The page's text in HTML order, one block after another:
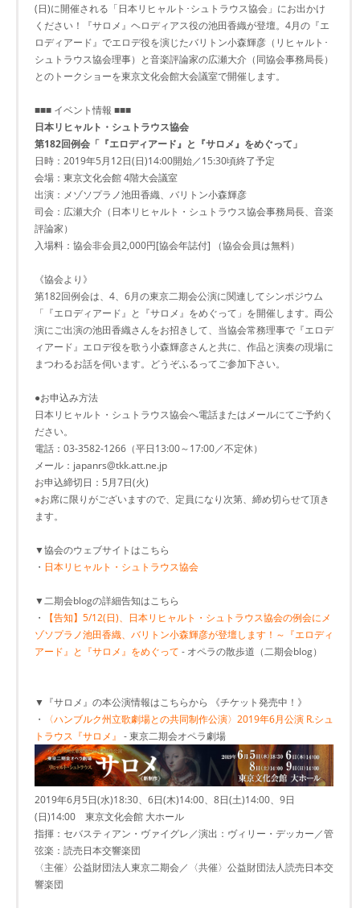
(日)に開催される「日本リヒャルト･シュトラウス協会」にお出かけ
ください！『サロメ』ヘロディアス役の池田香織が登壇。4月の『エ
ロディアード』でエロデ役を演じたバリトン小森輝彦（リヒャルト･
シュトラウス協会理事）と音楽評論家の広瀬大介（同協会事務局長）
とのトークショーを東京文化会館大会議室で開催します。
■■■ イベント情報 ■■■
日本リヒャルト・シュトラウス協会
第182回例会「『エロディアード』と『サロメ』をめぐって」
日時：2019年5月12日(日)14:00開始／15:30頃終了予定
会場：東京文化会館 4階大会議室
出演：メゾソプラノ池田香織、バリトン小森輝彦
司会：広瀬大介（日本リヒャルト・シュトラウス協会事務局長、音楽
評論家）
入場料：協会非会員2,000円[協会年誌付] （協会会員は無料）
《協会より》
第182回例会は、4、6月の東京二期会公演に関連してシンポジウム
「『エロディアード』と『サロメ』をめぐって」を開催します。両公
演にご出演の池田香織さんをお招きして、当協会常務理事で『エロデ
ィアード』エロデ役を歌う小森輝彦さんと共に、作品と演奏の現場に
まつわるお話を伺います。どうぞふるってご参加下さい。
●お申込み方法
日本リヒャルト・シュトラウス協会へ電話またはメールにてご予約く
ださい。
電話：03-3582-1266（平日13:00～17:00／不定休）
メール：japanrs@tkk.att.ne.jp
お申込締切日：5月7日(火)
※お席に限りがございますので、定員になり次第、締め切らせて頂き
ます。
▼協会のウェブサイトはこちら
・ 日本リヒャルト・シュトラウス協会
▼二期会blogの詳細告知はこちら
・
【告知】5/12(日)、日本リヒャルト・シュトラウス協会の例会にメ
ゾソプラノ池田香織、バリトン小森輝彦が登壇します！～『エロディ
アード』と『サロメ』をめぐって - オペラの散歩道（二期会blog）
▼『サロメ』の本公演情報はこちらから 《チケット発売中！》
・
〈ハンブルク州立歌劇場との共同制作公演〉2019年6月公演 R.シュ
トラウス『サロメ』 - 東京二期会オペラ劇場
2019年6月5日(水)18:30、6日(木)14:00、8日(土)14:00、9日
(日)14:00 東京文化会館 大ホール
指揮：セバスティアン・ヴァイグレ／演出：ヴィリー・デッカー／管
弦楽：読売日本交響楽団
〈主催〉公益財団法人東京二期会／〈共催〉公益財団法人読売日本交
響楽団